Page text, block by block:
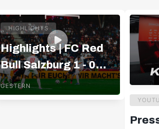
HIGHLIGHTS
Highlights | FC Red
Bull Salzburg 1 - 0
Pafos FC
GESTERN